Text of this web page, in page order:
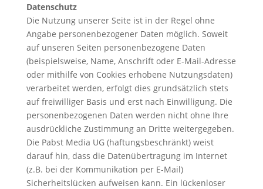
Datenschutz
Die Nutzung unserer Seite ist in der Regel ohne
Angabe personenbezogener Daten möglich. Soweit
auf unseren Seiten personenbezogene Daten
(beispielsweise, Name, Anschrift oder E-Mail-Adresse
oder mithilfe von Cookies erhobene Nutzungsdaten)
verarbeitet werden, erfolgt dies grundsätzlich stets
auf freiwilliger Basis und erst nach Einwilligung. Die
personenbezogenen Daten werden nicht ohne Ihre
ausdrückliche Zustimmung an Dritte weitergegeben.
Die Pabst Media UG (haftungsbeschränkt) weist
darauf hin, dass die Datenübertragung im Internet
(z.B. bei der Kommunikation per E-Mail)
Sicherheitslücken aufweisen kann. Ein lückenloser